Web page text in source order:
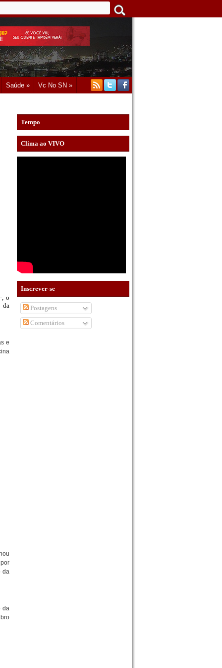
Saúde » Vc No SN »
, o
da
e
da
da
Tempo
Clima ao VIVO
Inscrever-se
Postagens
Comentários